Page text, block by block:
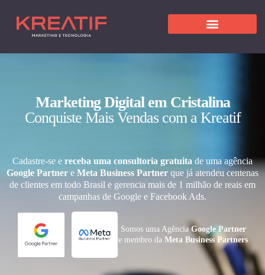
Marketing Digital em Cristalina
Conquiste Mais Vendas com a Kreatif
Cadastre-se e receba uma consultoria gratuita de uma agência
Google Partner e Meta Business Partner que já atendeu centenas
de clientes em todo Brasil e gerencia mais de 1 milhão de reais em
campanhas de Google e Facebook Ads.
Somos uma AgênciaGoogle Partner
e membro daMeta Business Partners